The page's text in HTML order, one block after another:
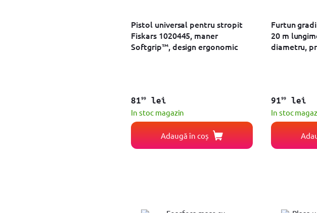
Pistol universal pentru stropit
Fiskars 1020445, maner
Softgrip™, design ergonomic
8199lei
In stoc magazin
Adaugă în coș
Furtun
20 m
diametru,
9199lei
In stoc